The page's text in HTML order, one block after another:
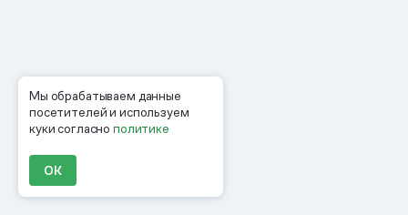
Мы обрабатываем данные
посетителей и используем
куки согласнополитике
ОК